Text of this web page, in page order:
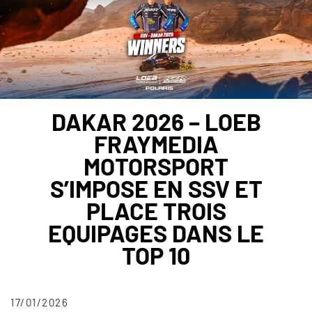
DAKAR 2026 – LOEB
FRAYMEDIA
MOTORSPORT
S’IMPOSE EN SSV ET
PLACE TROIS
EQUIPAGES DANS LE
TOP 10
17/01/2026